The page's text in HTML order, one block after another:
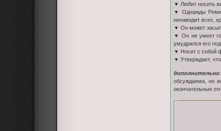
▼ Любит носить
▼ Однажды Реми
ненавидит всех,
▼ Он может
▼ Он не умеет
умудрился его
▼ Носит с собой
▼ Утверждает,
дополнительно:
обсуждаема, но
окончательные